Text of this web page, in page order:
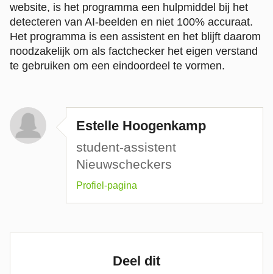
website, is het programma een hulpmiddel bij het
detecteren van AI-beelden en niet 100% accuraat.
Het programma is een assistent en het blijft daarom
noodzakelijk om als factchecker het eigen verstand
te gebruiken om een eindoordeel te vormen.
Estelle Hoogenkamp
student-assistent
Nieuwscheckers
Profiel-pagina
Deel dit